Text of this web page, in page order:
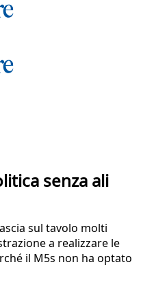
senza ali
sul tavolo molti
a realizzare le
il M5s non ha optato